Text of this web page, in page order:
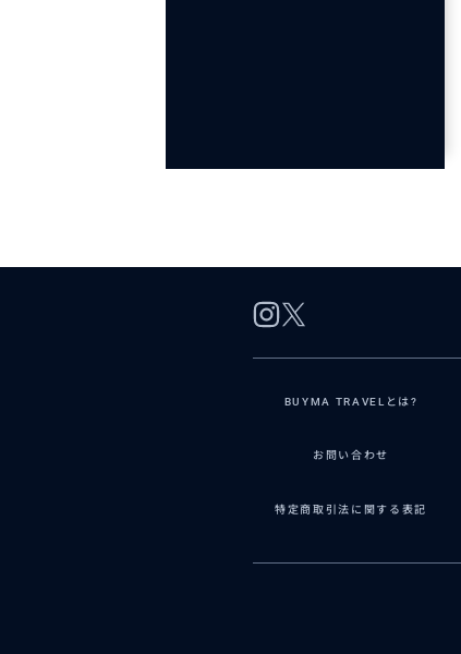
BUYMA TRAVELとは?
お問い合わせ
特定商取引法に関する表記